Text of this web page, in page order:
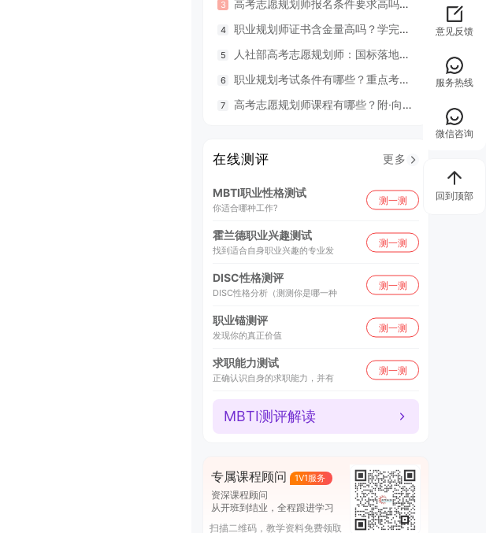
高考志愿规划师报名条件要求高吗？专业认证在哪里考？
职业规划师证书含金量高吗？学完好找工作吗？
人社部高考志愿规划师：国标落地，从业标准更明确，持证执业不可少
职业规划考试条件有哪些？重点考什么？
高考志愿规划师课程有哪些？附·向阳生涯26年UAPM课程开班计划表
2年
985
在线测评 更多
MBTI职业性格测试
你适合哪种工作?
测一测
霍兰德职业兴趣测试
找到适合自身职业兴趣的专业发
测一测
DISC性格测评
DISC性格分析（测测你是哪一种
测一测
职业锚测评
发现你的真正价值
测一测
求职能力测试
正确认识自身的求职能力，并有
测一测
MBTI测评解读
专属课程顾问 1V1服务
资深课程顾问
从开班到结业，全程跟进学习
扫描二维码，教学资料免费领取
意见反馈
服务热线
微信咨询
回到顶部